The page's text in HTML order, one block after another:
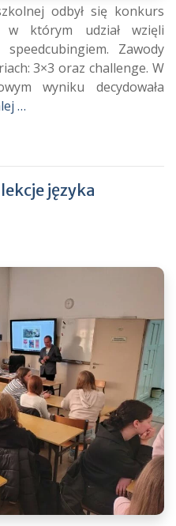
odbył się konkurs
w którym udział wzięli
Zawody
3×3 oraz challenge. W
wyniku decydowała
…
języka